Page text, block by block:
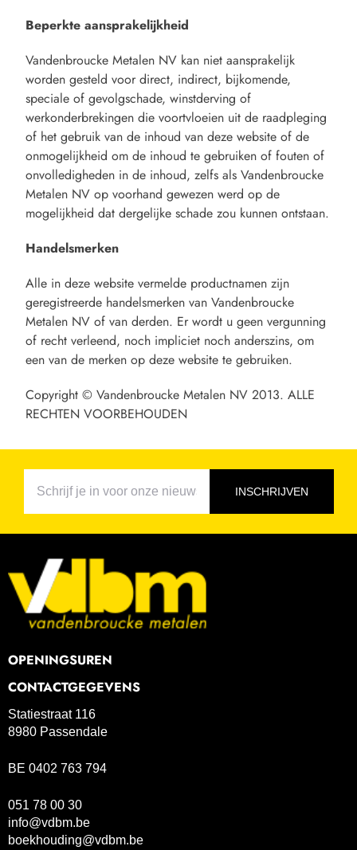
Beperkte aansprakelijkheid
Vandenbroucke Metalen NV kan niet aansprakelijk
worden gesteld voor direct, indirect, bijkomende,
speciale of gevolgschade, winstderving of
werkonderbrekingen die voortvloeien uit de raadpleging
of het gebruik van de inhoud van deze website of de
onmogelijkheid om de inhoud te gebruiken of fouten of
onvolledigheden in de inhoud, zelfs als Vandenbroucke
Metalen NV op voorhand gewezen werd op de
mogelijkheid dat dergelijke schade zou kunnen ontstaan.
Handelsmerken
Alle in deze website vermelde productnamen zijn
geregistreerde handelsmerken van Vandenbroucke
Metalen NV of van derden. Er wordt u geen vergunning
of recht verleend, noch impliciet noch anderszins, om
een van de merken op deze website te gebruiken.
Copyright © Vandenbroucke Metalen NV 2013. ALLE
RECHTEN VOORBEHOUDEN
INSCHRIJVEN
OPENINGSUREN
CONTACTGEGEVENS
Statiestraat 116
8980 Passendale
BE 0402 763 794
051 78 00 30
info@vdbm.be
boekhouding@vdbm.be